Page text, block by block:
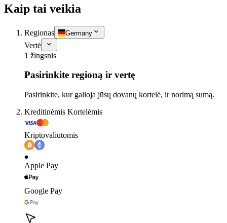
Kaip tai veikia
Regionas Germany
Vertė
1 žingsnis
Pasirinkite regioną ir vertę
Pasirinkite, kur galioja jūsų dovanų kortelė, ir norimą sumą.
Kreditinėmis Kortelėmis
Kriptovaliutomis
Apple Pay
Google Pay